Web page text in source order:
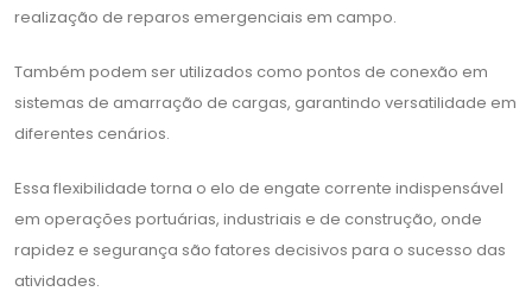
realização de reparos emergenciais em campo.
Também podem ser utilizados como pontos de conexão em
sistemas de amarração de cargas, garantindo versatilidade em
diferentes cenários.
Essa flexibilidade torna o elo de engate corrente indispensável
em operações portuárias, industriais e de construção, onde
rapidez e segurança são fatores decisivos para o sucesso das
atividades.